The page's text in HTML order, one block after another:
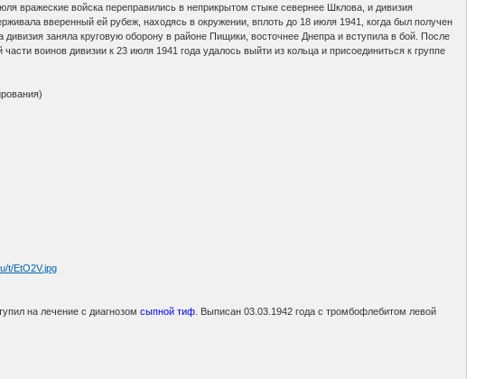
вражеские войска переправились в неприкрытом стыке севернее Шклова, и дивизия
вверенный ей рубеж, находясь в окружении, вплоть до 18 июля 1941, когда был получен
заняла круговую оборону в районе Пищики, восточнее Днепра и вступила в бой. После
воинов дивизии к 23 июля 1941 года удалось выйти из кольца и присоединиться к группе
на лечение с диагнозомсыпной тиф . Выписан 03.03.1942 года с тромбофлебитом левой